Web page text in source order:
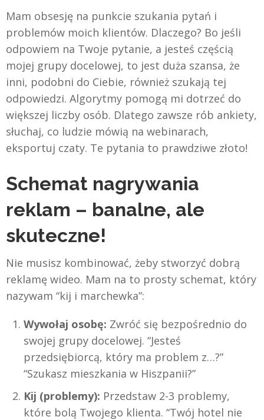
Mam obsesję na punkcie szukania pytań i
problemów moich klientów. Dlaczego? Bo jeśli
odpowiem na Twoje pytanie, a jesteś częścią
mojej grupy docelowej, to jest duża szansa, że
inni, podobni do Ciebie, również szukają tej
odpowiedzi. Algorytmy pomogą mi dotrzeć do
większej liczby osób. Dlatego zawsze rób ankiety,
słuchaj, co ludzie mówią na webinarach,
eksportuj czaty. Te pytania to prawdziwe złoto!
Schemat nagrywania
reklam – banalne, ale
skuteczne!
Nie musisz kombinować, żeby stworzyć dobrą
reklamę wideo. Mam na to prosty schemat, który
nazywam “kij i marchewka”:
Wywołaj osobę: Zwróć się bezpośrednio do
swojej grupy docelowej. “Jesteś
przedsiębiorcą, który ma problem z…?”
“Szukasz mieszkania w Hiszpanii?”
Kij (problemy): Przedstaw 2-3 problemy,
które bolą Twojego klienta. “Twój hotel nie